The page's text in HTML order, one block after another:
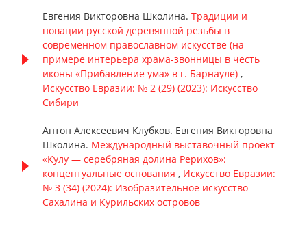
Евгения Викторовна Школина. Традиции и
новации русской деревянной резьбы в
современном православном искусстве (на
примере интерьера храма-звонницы в честь
иконы «Прибавление ума» в г. Барнауле) ,
Искусство Евразии: № 2 (29) (2023): Искусство
Сибири
Антон Алексеевич Клубков. Евгения Викторовна
Школина. Международный выставочный проект
«Кулу — серебряная долина Рерихов»:
концептуальные основания , Искусство Евразии:
№ 3 (34) (2024): Изобразительное искусство
Сахалина и Курильских островов